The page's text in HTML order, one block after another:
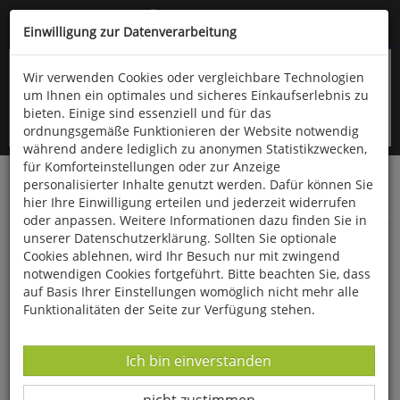
Kompletten Head der Seite überspringen
oder (06766) 9323-960
Startseite Bücher
Biologie allgemein
Ökologie & Naturschutz
Countdown
Einwilligung zur Datenverarbeitung
Wir verwenden Cookies oder vergleichbare Technologien
um Ihnen ein optimales und sicheres Einkaufserlebnis zu
bieten. Einige sind essenziell und für das
ordnungsgemäße Funktionieren der Website notwendig
während andere lediglich zu anonymen Statistikzwecken,
für Komforteinstellungen oder zur Anzeige
personalisierter Inhalte genutzt werden. Dafür können Sie
hier Ihre Einwilligung erteilen und jederzeit widerrufen
oder anpassen. Weitere Informationen dazu finden Sie in
unserer Datenschutzerklärung. Sollten Sie optionale
Cookies ablehnen, wird Ihr Besuch nur mit zwingend
notwendigen Cookies fortgeführt. Bitte beachten Sie, dass
auf Basis Ihrer Einstellungen womöglich nicht mehr alle
Funktionalitäten der Seite zur Verfügung stehen.
Datenverarbeitung -
Ich bin einverstanden